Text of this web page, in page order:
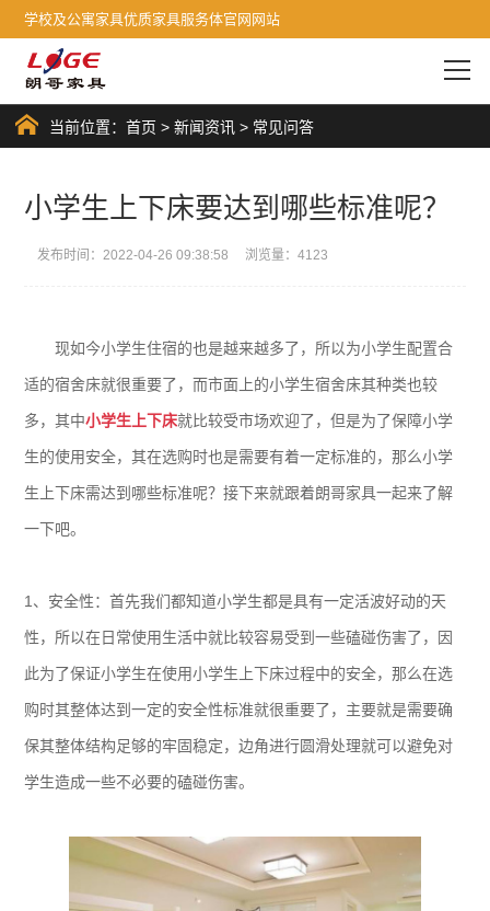
学校及公寓家具优质家具服务体官网网站
当前位置：首页 >新闻资讯 > 常见问答
小学生上下床要达到哪些标准呢？
发布时间：2022-04-26 09:38:58 浏览量：4123
现如今小学生住宿的也是越来越多了，所以为小学生配置合
适的宿舍床就很重要了，而市面上的小学生宿舍床其种类也较
多，其中小学生上下床就比较受市场欢迎了，但是为了保障小学
生的使用安全，其在选购时也是需要有着一定标准的，那么小学
生上下床需达到哪些标准呢？接下来就跟着朗哥家具一起来了解
一下吧。
1、安全性：首先我们都知道小学生都是具有一定活波好动的天
性，所以在日常使用生活中就比较容易受到一些磕碰伤害了，因
此为了保证小学生在使用小学生上下床过程中的安全，那么在选
购时其整体达到一定的安全性标准就很重要了，主要就是需要确
保其整体结构足够的牢固稳定，边角进行圆滑处理就可以避免对
学生造成一些不必要的磕碰伤害。